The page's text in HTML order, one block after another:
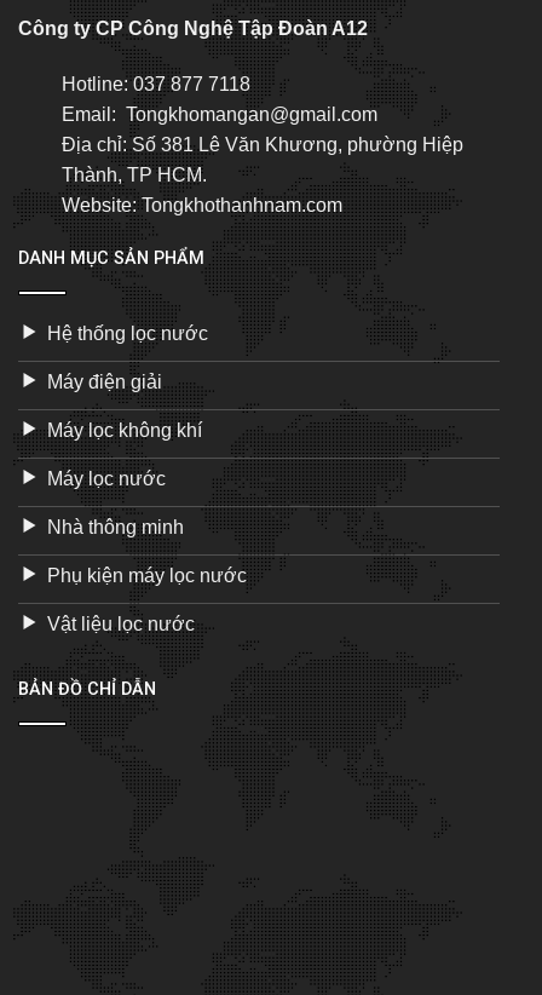
Công ty CP Công Nghệ Tập Đoàn A12
Hotline: 037 877 7118
Email: Tongkhomangan@gmail.com
Địa chỉ: Số 381 Lê Văn Khương, phường Hiệp
Thành, TP HCM.
Website: Tongkhothanhnam.com
DANH MỤC SẢN PHẨM
Hệ thống lọc nước
Máy điện giải
Máy lọc không khí
Máy lọc nước
Nhà thông minh
Phụ kiện máy lọc nước
Vật liệu lọc nước
BẢN ĐỒ CHỈ DẪN